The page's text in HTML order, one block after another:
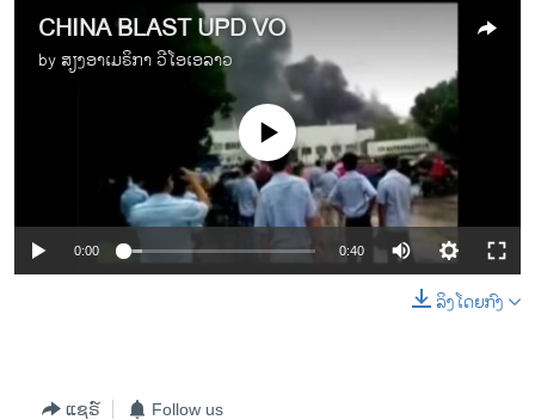
CHINA BLAST UPD VO
by ສຽງອາເມຣິກາ ວີໂອເອລາວ
No media source currently available
0:00 0:40
ລິງໂດຍກົງ
ແຊຣ໌ Follow us